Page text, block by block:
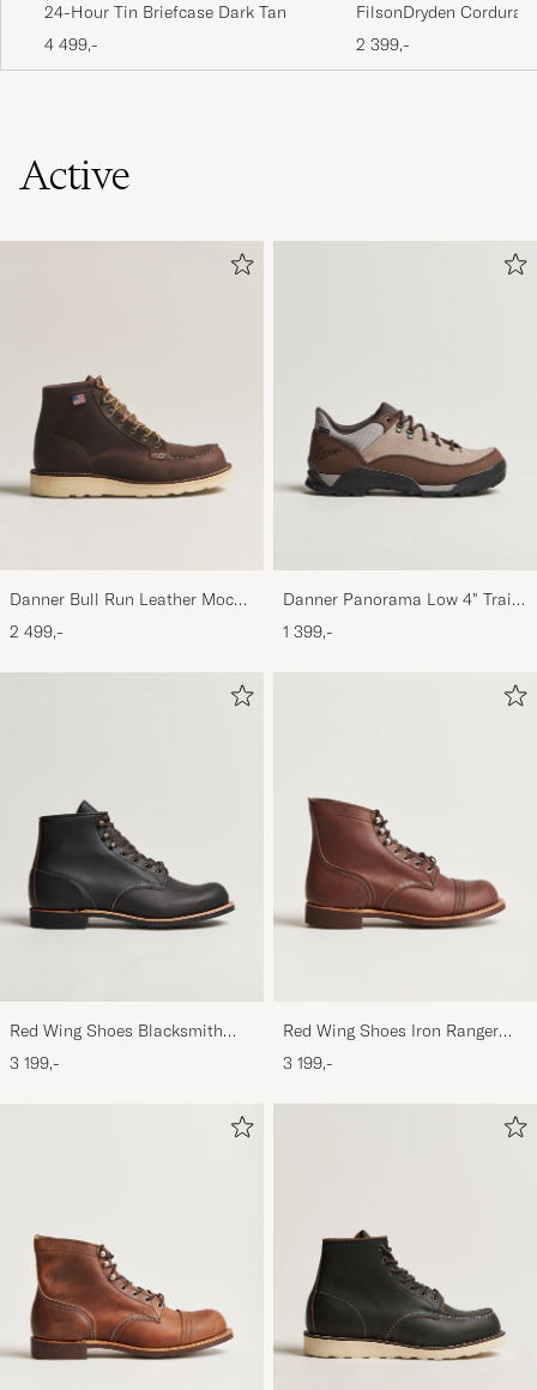
24-Hour Tin Briefcase Dark Tan
4 499,-
FilsonDryden Cordura
BriefcaseOtter Green
2 399,-
Active
Danner Bull Run Leather Moc
Toe Boot Brown
2 499,-
Danner Panorama Low 4" Trail
Boot Brown/Taupe
1 399,-
Red Wing Shoes Blacksmith
Boot Black Prairie
3 199,-
Red Wing Shoes Iron Ranger
Boot Amber Harness
3 199,-